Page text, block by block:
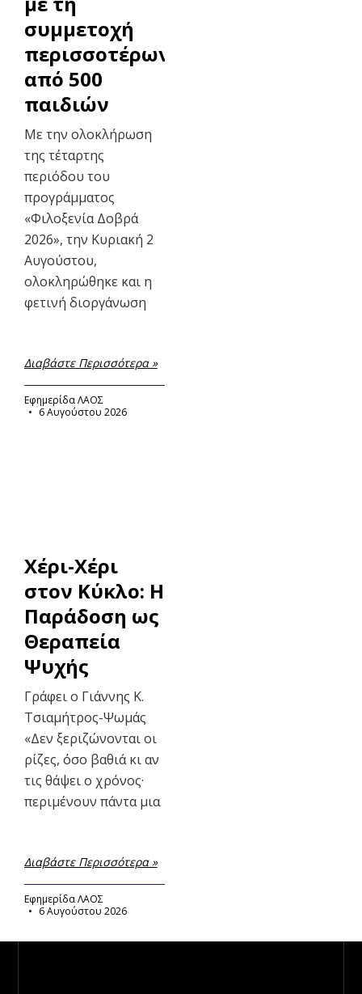
συμμετοχή
περισσοτέρων
από 500
παιδιών
Με την ολοκλήρωση
της τέταρτης
περιόδου του
προγράμματος
«Φιλοξενία Δοβρά
2026», την Κυριακή 2
Αυγούστου,
ολοκληρώθηκε και η
φετινή διοργάνωση
Διαβάστε Περισσότερα »
Εφημερίδα ΛΑΟΣ
6 Αυγούστου 2026
Χέρι-Χέρι
στον Κύκλο: Η
Παράδοση ως
Θεραπεία
Ψυχής
Γράφει ο Γιάννης Κ.
Τσιαμήτρος-Ψωμάς
«Δεν ξεριζώνονται οι
ρίζες, όσο βαθιά κι αν
τις θάψει ο χρόνος·
περιμένουν πάντα μια
Διαβάστε Περισσότερα »
Εφημερίδα ΛΑΟΣ
6 Αυγούστου 2026